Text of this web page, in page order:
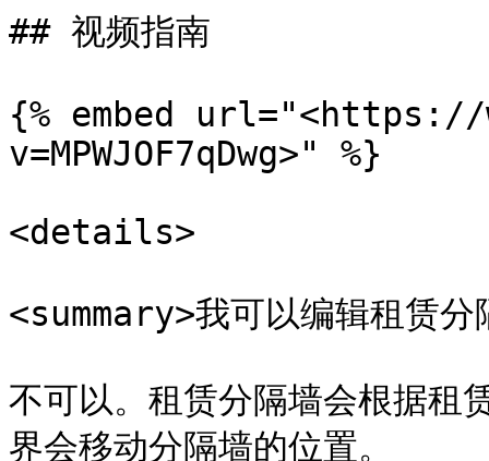
## 视频指南
{% embed url="<https://
v=MPWJOF7qDwg>" %}
<details>
<summary>我可以编辑租赁
不可以。租赁分隔墙会根据租
界会移动分隔墙的位置。